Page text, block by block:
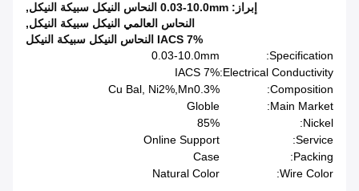
إبراز: 0.03-10.0mm النحاس النيكل سبيكة النيكل
,
النحاس العالمي النيكل سبيكة النيكل,
7% IACS النحاس النيكل سبيكة النيكل
Specification:
0.03-10.0mm
Electrical Conductivity:
7% IACS
Composition:
Cu Bal, Ni2%,Mn0.3%
Main Market:
Globle
Nickel:
85%
Service:
Online Support
Packing:
Case
Wire Color:
Natural Color